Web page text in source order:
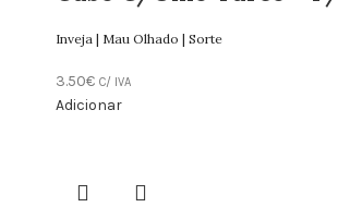
Inveja | Mau Olhado | Sorte
3.50€ C/ IVA
Adicionar